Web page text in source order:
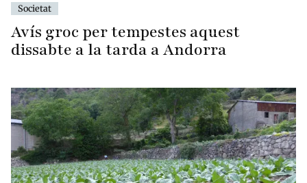
Societat
Avís groc per tempestes aquest
dissabte a la tarda a Andorra